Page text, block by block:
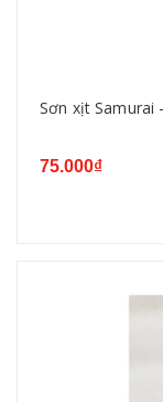
Sơn xịt Samurai
75.000₫